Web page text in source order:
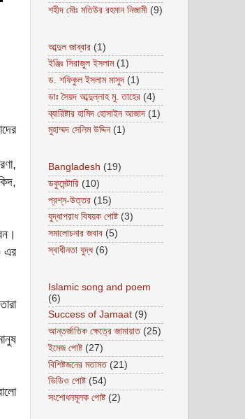
শহীদ মৌঃ মতিউর রহমান নিজামী (9)
আব্দুল জাব্বার (1)
ইঞ্জিঃ সিরাজুল ইসলাম (1)
ড. শফিকুল ইসলাম মাসুদ (1)
ডাঃ সৈয়দ আব্দুল্লাহ মু. তাহের (4)
ব্যারিষ্টার হামিদ হোসাইন আজাদ (1)
মুহাম্মদ সেলিম উদ্দিন (1)
Bangladesh (19)
ডকুমেন্টারি (10)
প্রশ্ন-উত্তর (15)
যুদ্ধাপরাধ বিষয়ক পোষ্ট (3)
সমালোচনার জবাব (5)
স্বাধীনতা যুদ্ধ (6)
Islamic song and poem
(6)
Success of Jamaat (9)
আন্তর্জাতিক ক্ষেত্রে জামায়াত (25)
ইমেজ পোষ্ট (27)
বিশিষ্টজনের মতামত (21)
ভিডিও পোষ্ট (54)
সংশোধনমূলক পোষ্ট (2)